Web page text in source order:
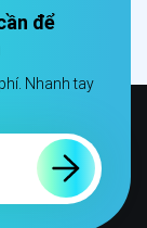
để
Nhanh tay